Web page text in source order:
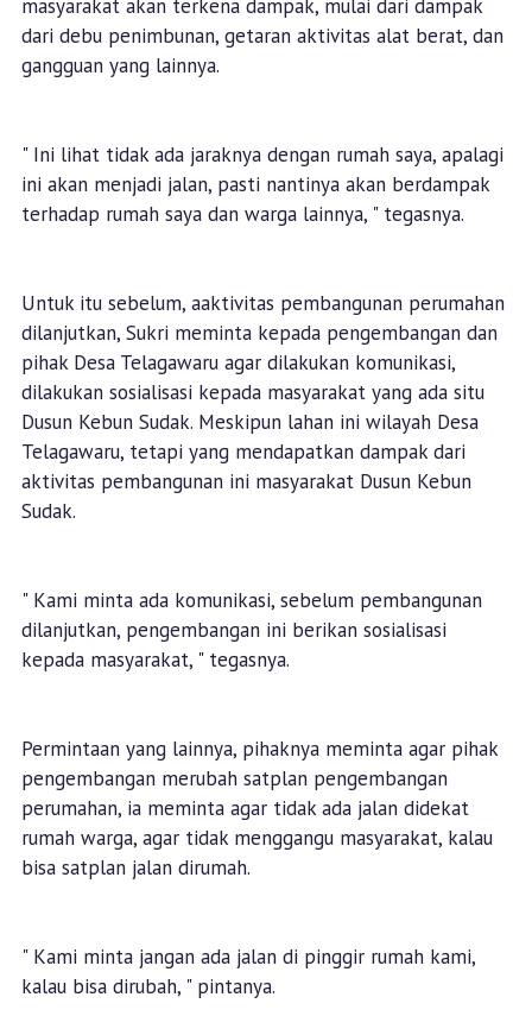
masyarakat akan terkena dampak, mulai dari dampak
dari debu penimbunan, getaran aktivitas alat berat, dan
gangguan yang lainnya.
" Ini lihat tidak ada jaraknya dengan rumah saya, apalagi
ini akan menjadi jalan, pasti nantinya akan berdampak
terhadap rumah saya dan warga lainnya, " tegasnya.
Untuk itu sebelum, aaktivitas pembangunan perumahan
dilanjutkan, Sukri meminta kepada pengembangan dan
pihak Desa Telagawaru agar dilakukan komunikasi,
dilakukan sosialisasi kepada masyarakat yang ada situ
Dusun Kebun Sudak. Meskipun lahan ini wilayah Desa
Telagawaru, tetapi yang mendapatkan dampak dari
aktivitas pembangunan ini masyarakat Dusun Kebun
Sudak.
" Kami minta ada komunikasi, sebelum pembangunan
dilanjutkan, pengembangan ini berikan sosialisasi
kepada masyarakat, " tegasnya.
Permintaan yang lainnya, pihaknya meminta agar pihak
pengembangan merubah satplan pengembangan
perumahan, ia meminta agar tidak ada jalan didekat
rumah warga, agar tidak menggangu masyarakat, kalau
bisa satplan jalan dirumah.
" Kami minta jangan ada jalan di pinggir rumah kami,
kalau bisa dirubah, " pintanya.